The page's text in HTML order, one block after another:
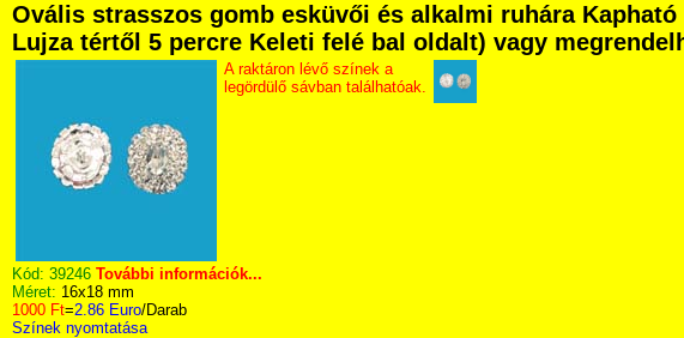
Ovális strasszos gomb esküvői és alkalmi ruhára
Lujza tértől 5 percre Keleti felé bal oldalt) vagy
A raktáron lévő színek a
legördülő sávban találhatóak.
Kód: 39246 További információk...
Méret: 16x18 mm
1000 Ft=2.86 Euro/Darab
Színek nyomtatása